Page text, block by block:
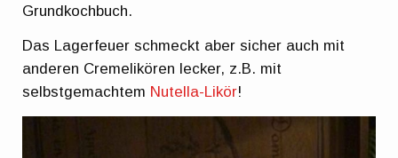
Grundkochbuch.
Das Lagerfeuer schmeckt aber sicher auch mit
anderen Cremelikören lecker, z.B. mit
selbstgemachtem Nutella-Likör!